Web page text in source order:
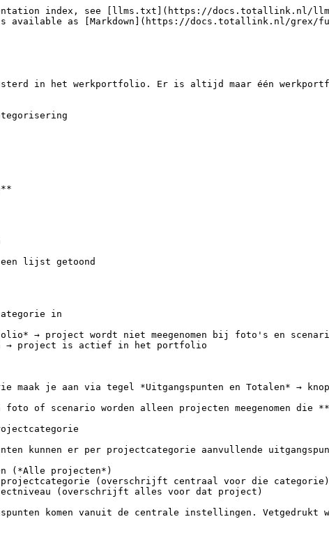
index, see [llms.txt](https://docs.totallink.nl/
available as [Markdown](https://docs.totallink.nl/grex/
in het werkportfolio. Er is altijd maar één
lijst getoond
in
→ project wordt niet meegenomen bij foto's en
→ project is actief in het portfolio
maak je aan via tegel *Uitgangspunten en Totalen* →
foto of scenario worden alleen projecten meegenomen
kunnen er per projectcategorie aanvullende
(*Alle projecten*)
projectcategorie (overschrijft centraal voor die categorie)
(overschrijft alles voor dat project)
komen vanuit de centrale instellingen. Vetgedrukt